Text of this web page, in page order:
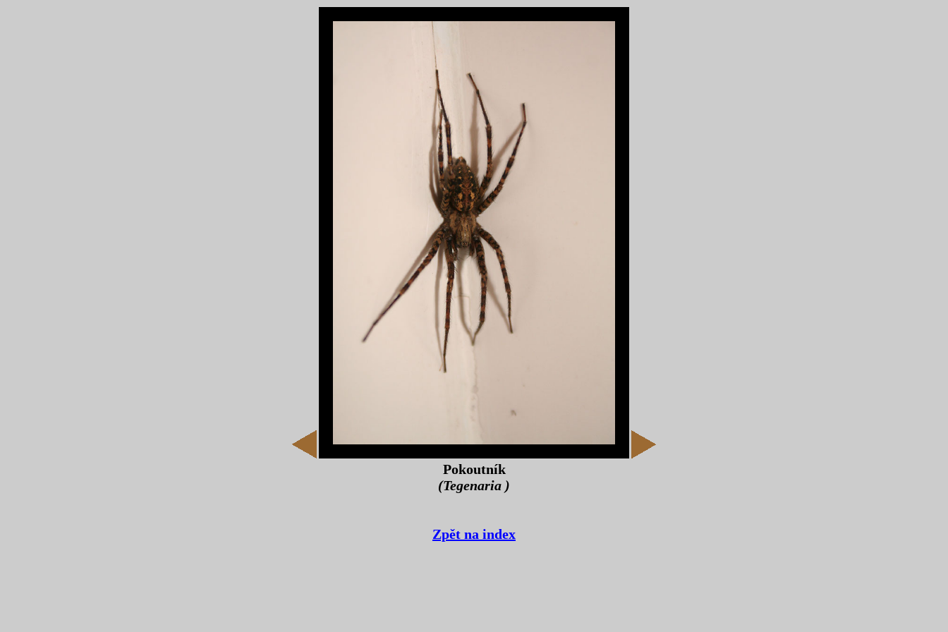
Pokoutník
(Tegenaria )
Zpět na index